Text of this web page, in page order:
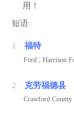
用！
短语
1 福特
Ford ; Harrison
2 克劳福德县
Crawford County